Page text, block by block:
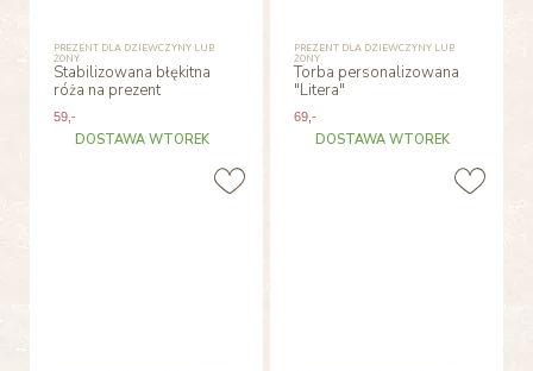
PREZENT DLA DZIEWCZYNY LUB
ŻONY
Stabilizowana błękitna
róża na prezent
59,-
DOSTAWA WTOREK
PREZENT DLA DZIEWCZYNY LUB
ŻONY
Torba personalizowana
"Litera"
69 ,-
DOSTAWA WTOREK